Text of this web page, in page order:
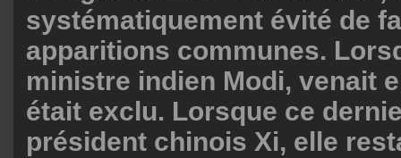
systématiquement évité de
apparitions communes.
ministre indien Modi, venait
était exclu. Lorsque ce
président chinois Xi, elle